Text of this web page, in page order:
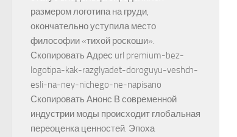
размером логотипа на груди,
окончательно уступила место
философии «тихой роскоши».
Скопировать Адрес url premium-bez-
logotipa-kak-razglyadet-doroguyu-veshch-
esli-na-ney-nichego-ne-napisano
Скопировать Анонс В современной
индустрии моды происходит глобальная
переоценка ценностей. Эпоха